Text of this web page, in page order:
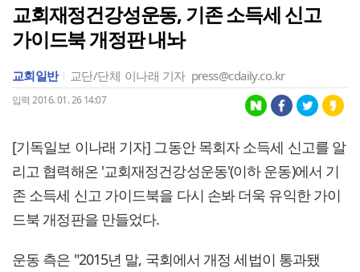
교회재정건강성운동, 기존 소득세 신고
가이드북 개정판 내놔
교회일반 교단/단체 이나래 기자 press@cdaily.co.kr
입력 2016. 01. 26 14:07
[기독일보 이나래 기자] 그동안 목회자 소득세 신고를 알
리고 협력해온 '교회재정건강성운동'(이하 운동)에서 기
존 소득세 신고 가이드북을 다시 손봐 더욱 유익한 가이
드북 개정판을 만들었다.
운동 측은 "2015년 말, 국회에서 개정 세법이 통과됐